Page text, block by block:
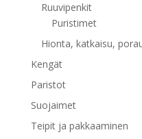
Ruuvipenkit
Puristimet
Hionta, katkaisu,
Kengät
Paristot
Suojaimet
Teipit ja pakkaaminen